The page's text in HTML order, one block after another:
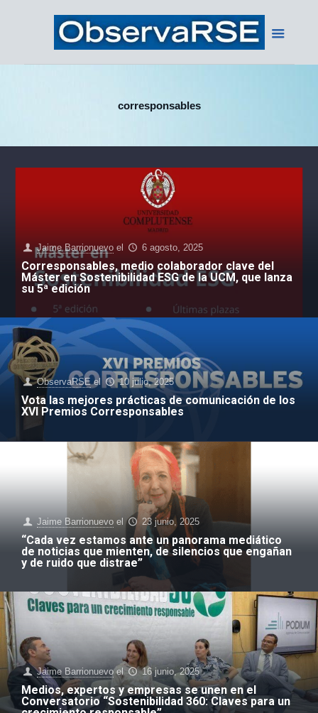
corresponsables
Jaime Barrionuevo el 6 agosto, 2025
Corresponsables, medio colaborador clave del
Máster en Sostenibilidad ESG de la UCM, que lanza
su 5ª edición
ObservaRSE el 10 julio, 2025
Vota las mejores prácticas de comunicación de los
XVI Premios Corresponsables
Jaime Barrionuevo el 23 junio, 2025
“Cada vez estamos ante un panorama mediático
de noticias que mienten, de silencios que engañan
y de ruido que distrae”
Jaime Barrionuevo el 16 junio, 2025
Medios, expertos y empresas se unen en el
Conversatorio “Sostenibilidad 360: Claves para un